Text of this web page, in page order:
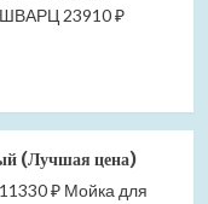
ШВАРЦ 23910 ₽
(Лучшая цена)
₽ Мойка для